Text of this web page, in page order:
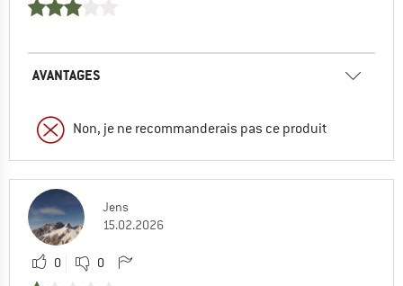
AVANTAGES
Non, je ne recommanderais pas ce produit
Jens
15.02.2026
0 0